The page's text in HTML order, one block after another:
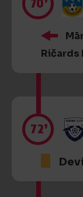
Ričards
72’